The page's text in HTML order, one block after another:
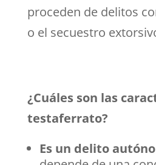
proceden de delitos
o el secuestro
¿Cuáles son las
testaferrato?
Es un delito